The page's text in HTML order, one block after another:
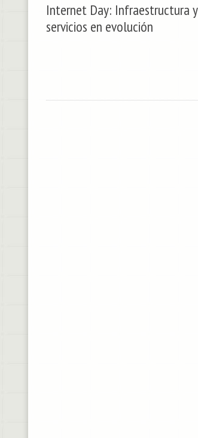
Internet Day: Infraestructura y
servicios en evolución